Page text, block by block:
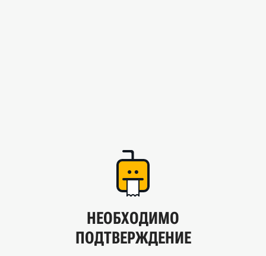
НЕОБХОДИМО
ПОДТВЕРЖДЕНИЕ